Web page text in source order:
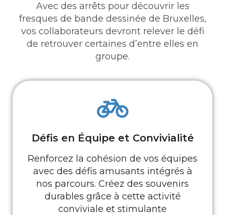
Avec des arrêts pour découvrir les
fresques de bande dessinée de Bruxelles,
vos collaborateurs devront relever le défi
de retrouver certaines d’entre elles en
groupe.
Défis en Équipe et Convivialité
Renforcez la cohésion de vos équipes
avec des défis amusants intégrés à
nos parcours. Créez des souvenirs
durables grâce à cette activité
conviviale et stimulante